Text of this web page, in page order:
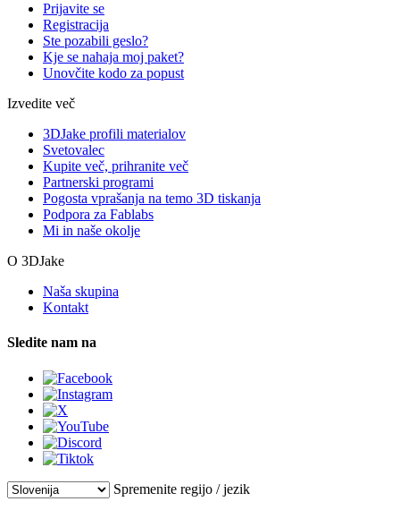
Prijavite se
Registracija
Ste pozabili geslo?
Kje se nahaja moj paket?
Unovčite kodo za popust
Izvedite več
3DJake profili materialov
Svetovalec
Kupite več, prihranite več
Partnerski programi
Pogosta vprašanja na temo 3D tiskanja
Podpora za Fablabs
Mi in naše okolje
O 3DJake
Naša skupina
Kontakt
Sledite nam na
Spremenite regijo / jezik